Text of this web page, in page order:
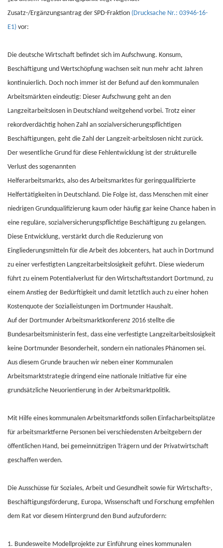
Zusatz-/Ergänzungsantrag der SPD-Fraktion (Drucksache Nr.: 03946-16-
E1) vor:
Die deutsche Wirtschaft befindet sich im Aufschwung. Konsum,
Beschäftigung und Wertschöpfung wachsen seit nun mehr acht Jahren
kontinuierlich. Doch noch immer ist der Befund auf den kommunalen
Arbeitsmärkten eindeutig: Dieser Aufschwung geht an den
Langzeitarbeitslosen in Deutschland weitgehend vorbei. Trotz einer
rekordverdächtig hohen Zahl an sozialversicherungspflichtigen
Beschäftigungen, geht die Zahl der Langzeit-arbeitslosen nicht zurück.
Der wesentliche Grund für diese Fehlentwicklung ist der strukturelle
Verlust des sogenannten
Helferarbeitsmarkts, also des Arbeitsmarktes für geringqualifizierte
Helfertätigkeiten in Deutschland. Die Folge ist, dass Menschen mit einer
niedrigen Grundqualifizierung kaum oder häufig gar keine Chance haben in
eine reguläre, sozialversicherungspflichtige Beschäftigung zu gelangen.
Diese Entwicklung, verstärkt durch die Reduzierung von
Eingliederungsmitteln für die Arbeit des Jobcenters, hat auch in Dortmund
zu einer verfestigten Langzeitarbeitslosigkeit geführt. Diese wiederum
führt zu einem Potentialverlust für den Wirtschaftsstandort Dortmund, zu
einem Anstieg der Bedürftigkeit und damit letztlich auch zu einer hohen
Kostenquote der Sozialleistungen im Dortmunder Haushalt.
Auf der Dortmunder Arbeitsmarktkonferenz 2016 stellte die
Bundesarbeitsministerin fest, dass eine verfestigte Langzeitarbeitslosigkeit
keine Dortmunder Besonderheit, sondern ein nationales Phänomen sei.
Aus diesem Grunde brauchen wir neben einer Kommunalen
Arbeitsmarktstrategie dringend eine nationale Initiative für eine
grundsätzliche Neuorientierung in der Arbeitsmarktpolitik.
Mit Hilfe eines kommunalen Arbeitsmarktfonds sollen Einfacharbeitsplätze
für arbeitsmarktferne Personen bei verschiedensten Arbeitgebern der
öffentlichen Hand, bei gemeinnützigen Trägern und der Privatwirtschaft
geschaffen werden.
Die Ausschüsse für Soziales, Arbeit und Gesundheit sowie für Wirtschafts-,
Beschäftigungsförderung, Europa, Wissenschaft und Forschung empfehlen
dem Rat vor diesem Hintergrund den Bund aufzufordern:
1. Bundesweite Modellprojekte zur Einführung eines kommunalen